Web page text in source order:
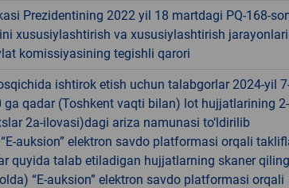
Prezidentining 2022 yil 18 martdagi PQ-168-
xususiylashtirish va xususiylashtirish
komissiyasining tegishli qarori
ishtirok etish uchun talabgorlar 2024-yil
qadar (Toshkent vaqti bilan) lot hujjatlarining 2-
2a-ilovasi)dagi ariza namunasi to‘ldirilib
auksion” elektron savdo platformasi orqali
quyida talab etiladigan hujjatlarning skaner
“E-auksion” elektron savdo platformasi orqali